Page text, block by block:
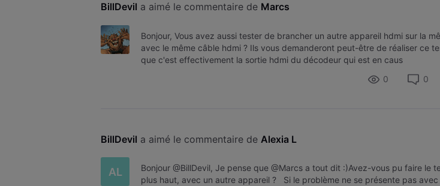
BillDevil a aimé le commentaire de Marcs
Bonjour, Vous avez aussi tester de brancher un autre appareil hdmi sur la
avec le même câble hdmi ? Ils vous demanderont peut-être de réaliser ce
que c'est effectivement la sortie hdmi du décodeur qui est en caus
0
0
BillDevil a aimé le commentaire de Alexia L
AL
Bonjour @BillDevil, Je pense que @Marcs a tout dit :)Avez-vous pu faire le
plus haut, avec un autre appareil ? Si le problème ne se présente pas